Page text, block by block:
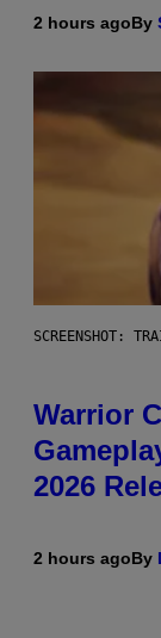
2 hours agoBy
SCREENSHOT:
Warrior
2026
2 hours agoBy